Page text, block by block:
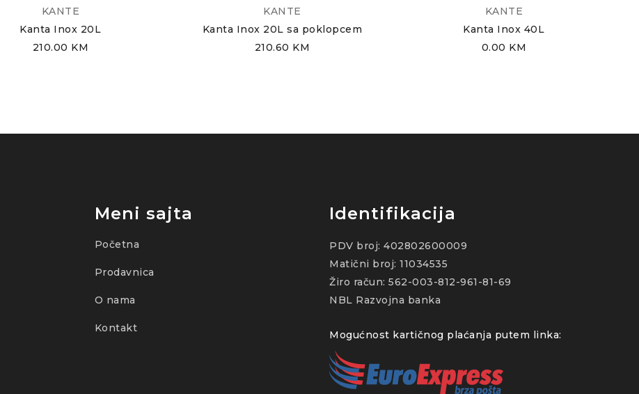
KANTE
Kanta Inox 20L
210.00 KM
KANTE
Kanta Inox 20L sa poklopcem
210.60 KM
KANTE
Kanta Inox 40L
0.00 KM
Meni sajta
Početna
Prodavnica
O nama
Kontakt
Identifikacija
PDV broj: 402802600009
Matični broj: 11034535
Žiro račun: 562-003-812-961-81-69
NBL Razvojna banka
Mogućnost kartičnog plaćanja putem linka: